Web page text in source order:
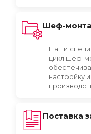
Шеф-
Наши
цикл шеф-
настройку
Поставка